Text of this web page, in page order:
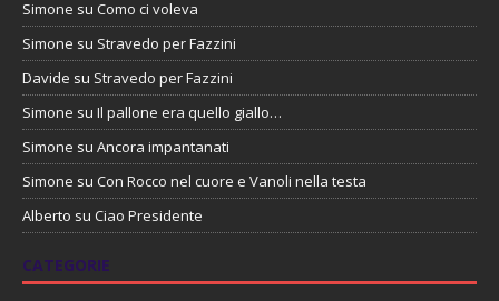
Simone su Como ci voleva
Simone su Stravedo per Fazzini
Davide su Stravedo per Fazzini
Simone su Il pallone era quello giallo…
Simone su Ancora impantanati
Simone su Con Rocco nel cuore e Vanoli nella testa
Alberto su Ciao Presidente
CATEGORIE